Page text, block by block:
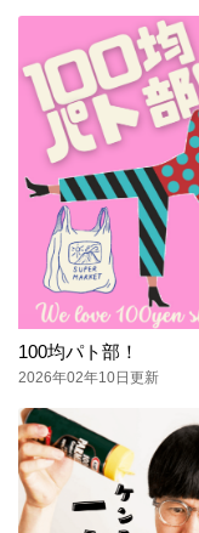
100均パト部！
2026年02年10日更新